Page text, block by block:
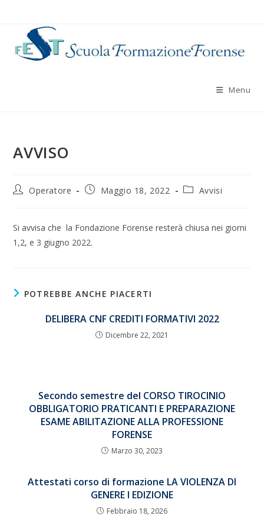
contenuto
Menu
AVVISO
AutoreOperatore
ArticoloMaggio 18, 2022
Categoria
Avvisi
Si avvisa che la Fondazione Forense resterà chiusa nei giorni
1,2, e 3 giugno 2022.
POTREBBE ANCHE PIACERTI
DELIBERA CNF CREDITI FORMATIVI 2022
Dicembre 22, 2021
Secondo semestre del CORSO TIROCINIO
OBBLIGATORIO PRATICANTI E PREPARAZIONE
ESAME ABILITAZIONE ALLA PROFESSIONE
FORENSE
Marzo 30, 2023
Attestati corso di formazione LA VIOLENZA DI
GENERE I EDIZIONE
Febbraio 18, 2026